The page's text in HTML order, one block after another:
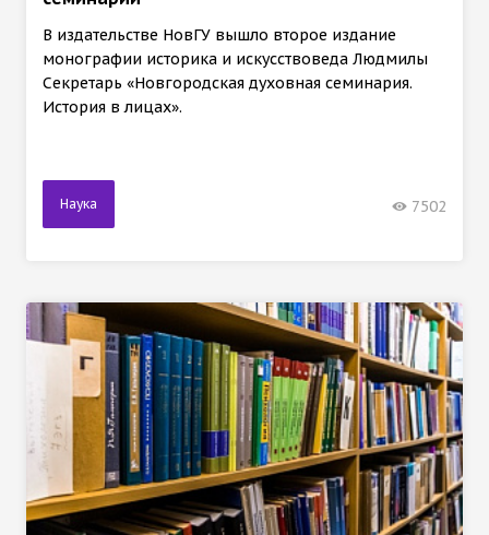
В издательстве НовГУ вышло второе издание
монографии историка и искусствоведа Людмилы
Секретарь «Новгородская духовная семинария.
История в лицах».
Наука 7502